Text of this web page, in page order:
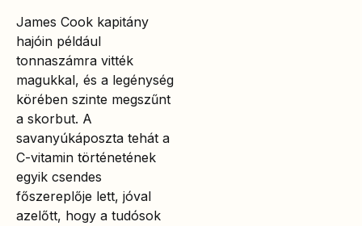
James Cook kapitány
hajóin például
tonnaszámra vitték
magukkal, és a legénység
körében szinte megszűnt
a skorbut. A
savanyúkáposzta tehát a
C-vitamin történetének
egyik csendes
főszereplője lett, jóval
azelőtt, hogy a tudósok